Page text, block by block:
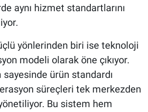
aynı hizmet standartlarını
yönlerinden biri ise teknoloji
modeli olarak öne çıkıyor.
ürün standardı
süreçleri tek merkezden
Bu sistem hem